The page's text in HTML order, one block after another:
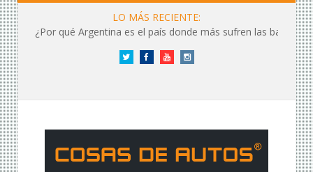
LO MÁS RECIENTE:
¿Por qué Argentina es el país donde más sufren las baterías?
Twitter FacebookYouTubeInstagram